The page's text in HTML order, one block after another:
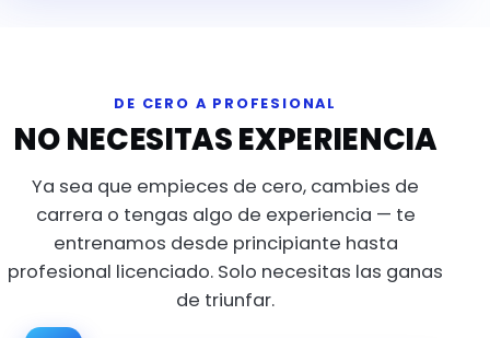
DE CERO A PROFESIONAL
NO NECESITAS EXPERIENCIA
Ya sea que empieces de cero, cambies de
carrera o tengas algo de experiencia — te
entrenamos desde principiante hasta
profesional licenciado. Solo necesitas las ganas
de triunfar.